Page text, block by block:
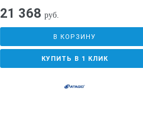
21 368 руб.
В КОРЗИНУ
КУПИТЬ В 1 КЛИК